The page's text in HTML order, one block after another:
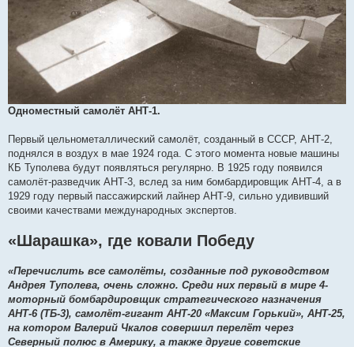
Одноместный самолёт АНТ-1.
Первый цельнометаллический самолёт, созданный в СССР, АНТ-2,
поднялся в воздух в мае 1924 года. С этого момента новые машины
КБ Туполева будут появляться регулярно. В 1925 году появился
самолёт-разведчик АНТ-3, вслед за ним бомбардировщик АНТ-4, а в
1929 году первый пассажирский лайнер АНТ-9, сильно удививший
своими качествами международных экспертов.
«Шарашка», где ковали Победу
«Перечислить все самолёты, созданные под руководством
Андрея Туполева, очень сложно. Среди них первый в мире 4-
моторный бомбардировщик стратегического назначения
АНТ-6 (ТБ-3), самолёт-гигант АНТ-20 «Максим Горький», АНТ-25,
на котором Валерий Чкалов совершил перелёт через
Северный полюс в Америку, а также другие советские